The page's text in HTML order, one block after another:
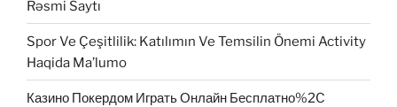
Rəsmi Saytı
Spor Ve Çeşitlilik: Katılımın Ve Temsilin Önemi Activity
Haqida Ma’lumo
Казино Покердом Играть Онлайн Бесплатно%2C